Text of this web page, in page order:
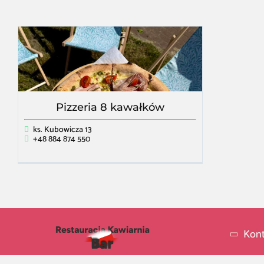
Pizzeria 8 kawałków
ks. Kubowicza 13
+48 884 874 550